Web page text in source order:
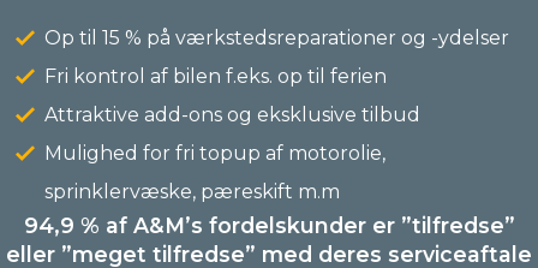
Op til 15 % på værkstedsreparationer og -ydelser
Fri kontrol af bilen f.eks. op til ferien
Attraktive add-ons og eksklusive tilbud
Mulighed for fri topup af motorolie,
sprinklervæske, pæreskift m.m
94,9 % af A&M’s fordelskunder er ”tilfredse”
eller ”meget tilfredse” med deres serviceaftale